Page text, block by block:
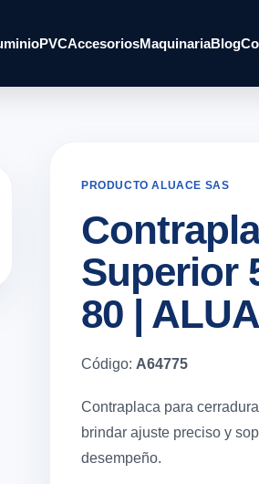
PVCAccesoriosMaquinariaBlog
PRODUCTO ALUACE SAS
Superior
80 |
Código: A64775
Contraplaca para
brindar ajuste preciso y
desempeño.